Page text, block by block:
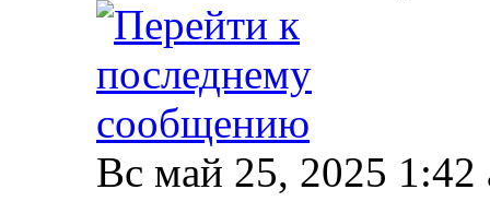
Вс май 25, 2025 1:42